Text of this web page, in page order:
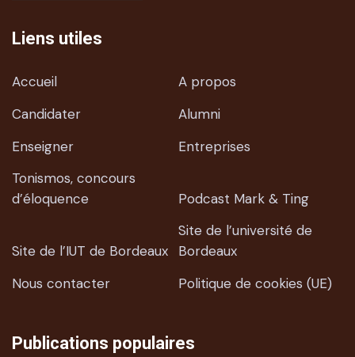
Liens utiles
Accueil
A propos
Candidater
Alumni
Enseigner
Entreprises
Tonismos, concours
d’éloquence
Podcast Mark & Ting
Site de l’IUT de Bordeaux
Site de l’université de
Bordeaux
Nous contacter
Politique de cookies (UE)
Publications populaires